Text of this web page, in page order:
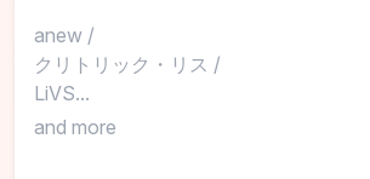
anew /
クリトリック・リス /
LiVS...
and more